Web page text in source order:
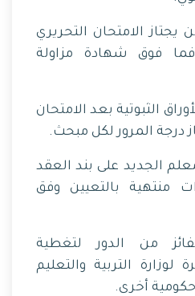
الامتحان التحريري
(50%) فما فوق شهادة مزاولة
الثبوتية بعد الامتحان
درجة المرور لكل مبحث.
الجديد على بند العقد
سنوات منتهية بالتعيين وفق
من الدور لتغطية
لوزارة التربية والتعليم
حكومية أخرى.